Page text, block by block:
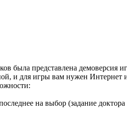
была представлена демоверсия
и для игры вам нужен Интернет
на выбор (задание